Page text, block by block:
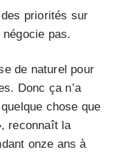
priorités sur
négocie pas.
de naturel pour
Donc ça n’a
chose que
reconnaît la
onze ans à